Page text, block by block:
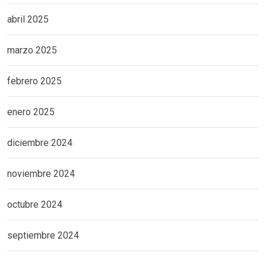
abril 2025
marzo 2025
febrero 2025
enero 2025
diciembre 2024
noviembre 2024
octubre 2024
septiembre 2024